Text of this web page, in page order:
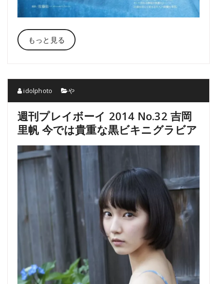
もっと見る
idolphoto や
週刊プレイボーイ 2014 No.32 吉岡
里帆 今では貴重な黒ビキニグラビア